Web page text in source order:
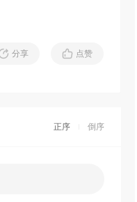
分享 点赞
正序 倒序